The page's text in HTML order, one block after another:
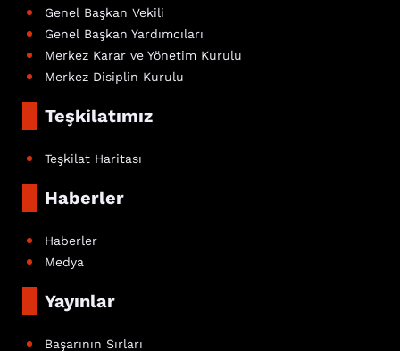
Genel Başkan Vekili
Genel Başkan Yardımcıları
Merkez Karar ve Yönetim Kurulu
Merkez Disiplin Kurulu
Teşkilatımız
Teşkilat Haritası
Haberler
Haberler
Medya
Yayınlar
Başarının Sırları